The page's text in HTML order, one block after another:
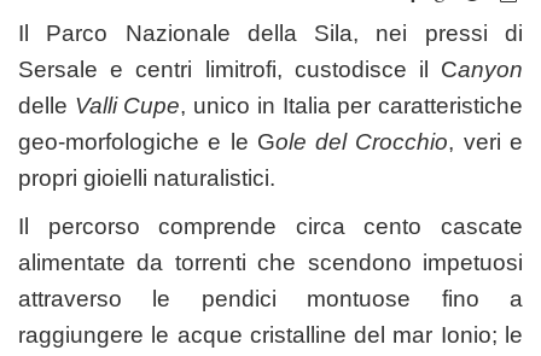
Il Parco Nazionale della Sila, nei pressi di
Sersale e centri limitrofi, custodisce il Canyon
delle Valli Cupe, unico in Italia per caratteristiche
geo-morfologiche e le Gole del Crocchio, veri e
propri gioielli naturalistici.
Il percorso comprende circa cento cascate
alimentate da torrenti che scendono impetuosi
attraverso le pendici montuose fino a
raggiungere le acque cristalline del mar Ionio; le